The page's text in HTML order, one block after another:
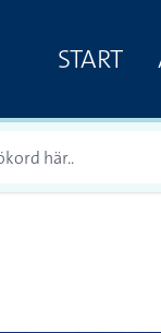
START